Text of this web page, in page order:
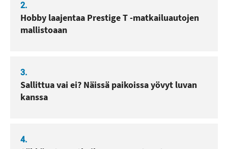
2.
Hobby laajentaa Prestige T -matkailuautojen
mallistoaan
3.
Sallittua vai ei? Näissä paikoissa yövyt luvan
kanssa
4.